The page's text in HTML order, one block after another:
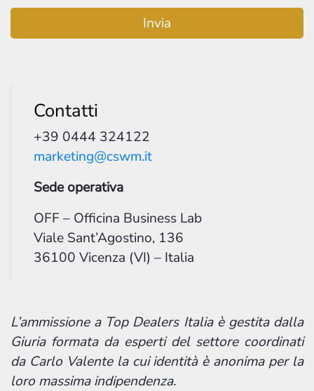
Contatti
+39 0444 324122
marketing@cswm.it
Sede operativa
OFF – Officina Business Lab
Viale Sant’Agostino, 136
36100 Vicenza (VI) – Italia
L’ammissione a Top Dealers Italia è gestita dalla
Giuria formata da esperti del settore coordinati
da Carlo Valente la cui identità è anonima per la
loro massima indipendenza.